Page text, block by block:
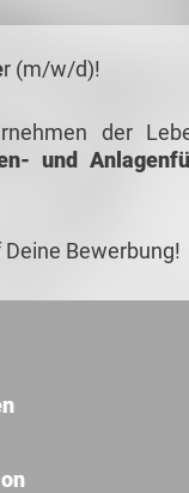
r (m/w/d)!
der
und
Bewerbung!